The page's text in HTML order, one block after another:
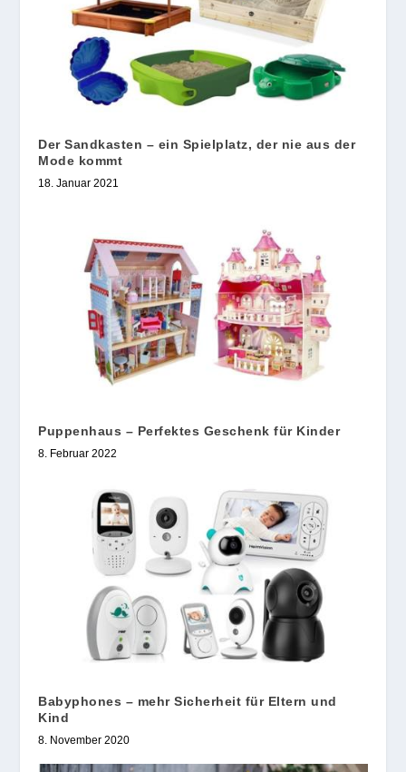
Der Sandkasten – ein Spielplatz, der nie aus der
Mode kommt
18. Januar 2021
Puppenhaus – Perfektes Geschenk für Kinder
8. Februar 2022
Babyphones – mehr Sicherheit für Eltern und
Kind
8. November 2020